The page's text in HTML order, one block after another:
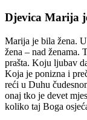
Djevica Marija
Marija je bila žena.
žena – nad ženama.
prašta. Koju ljubav
Koja je ponizna i
reći u Duhu
onaj tko je devet
koliko taj Boga